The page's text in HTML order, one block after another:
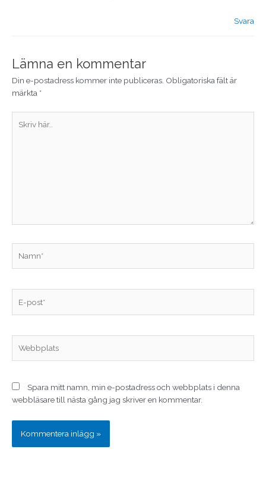
Svara
Lämna en kommentar
Din e-postadress kommer inte publiceras. Obligatoriska fält är
märkta *
här..
post*
Spara mitt namn, min e-postadress och webbplats i denna
webbläsare till nästa gång jag skriver en kommentar.